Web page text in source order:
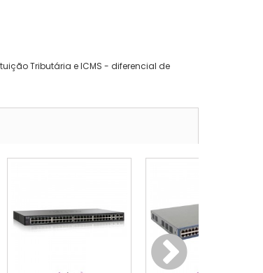
Tributária e ICMS - diferencial de